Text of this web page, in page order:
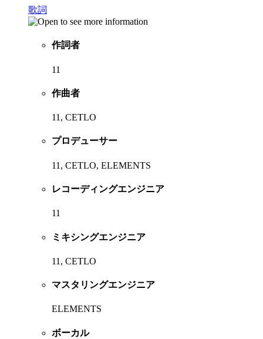
歌詞
作詞者
11
作曲者
11, CETLO
プロデューサー
11, CETLO, ELEMENTS
レコーディングエンジニア
11
ミキシングエンジニア
11, CETLO
マスタリングエンジニア
ELEMENTS
ボーカル